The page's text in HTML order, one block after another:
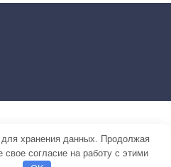
для хранения данных. Продолжая
свое согласие на работу с этими